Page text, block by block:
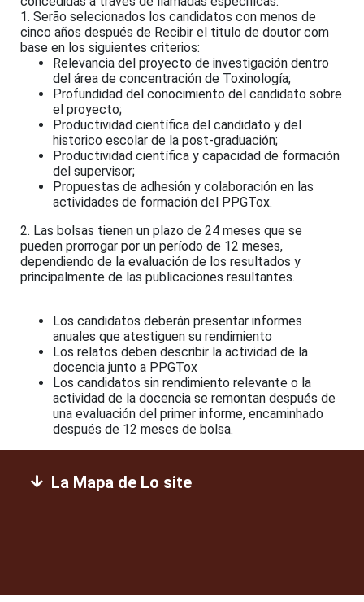
1. Serão selecionados los candidatos con menos de
cinco años después de Recibir el titulo de doutor com
base en los siguientes criterios:
Relevancia del proyecto de investigación dentro
del área de concentración de Toxinología;
Profundidad del conocimiento del candidato sobre
el proyecto;
Productividad científica del candidato y del
historico escolar de la post-graduación;
Productividad científica y capacidad de formación
del supervisor;
Propuestas de adhesión y colaboración en las
actividades de formación del PPGTox.
2. Las bolsas tienen un plazo de 24 meses que se
pueden prorrogar por un período de 12 meses,
dependiendo de la evaluación de los resultados y
principalmente de las publicaciones resultantes.
Los candidatos deberán presentar informes
anuales que atestiguen su rendimiento
Los relatos deben describir la actividad de la
docencia junto a PPGTox
Los candidatos sin rendimiento relevante o la
actividad de la docencia se remontan después de
una evaluación del primer informe, encaminhado
después de 12 meses de bolsa.​
La Mapa de Lo site